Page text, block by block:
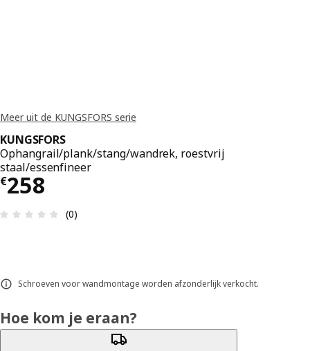
Meer uit de KUNGSFORS serie
KUNGSFORS
Ophangrail/plank/stang/wandrek, roestvrij
staal/essenfineer
€258
€ 258
Beoordeling: 0 van 5 sterren. Totaal
(0)
Schroeven voor wandmontage worden afzonderlijk verkocht.
Hoe kom je eraan?